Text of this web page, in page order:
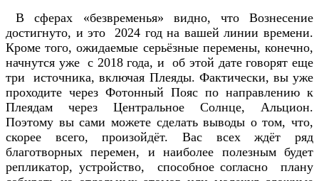
В сферах «безвременья» видно, что Вознесение
достигнуто, и это 2024 год на вашей линии времени.
Кроме того, ожидаемые серьёзные перемены, конечно,
начнутся уже с 2018 года, и об этой дате говорят еще
три источника, включая Плеяды. Фактически, вы уже
проходите через Фотонный Пояс по направлению к
Плеядам через Центральное Солнце, Альцион.
Поэтому вы сами можете сделать выводы о том, что,
скорее всего, произойдёт. Вас всех ждёт ряд
благотворных перемен, и наиболее полезным будет
репликатор, устройство, способное согласно плану